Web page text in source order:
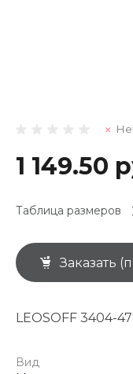
1 149.50
Таблица размеров
Заказать
LEOSOFF 3404-
Вид